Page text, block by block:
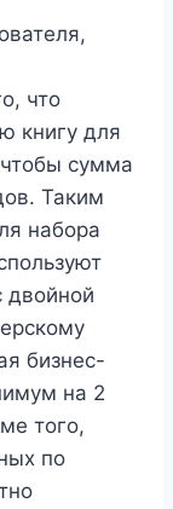
что
книгу для
сумма
Таким
набора
двойной
бизнес-
на 2
того,
по